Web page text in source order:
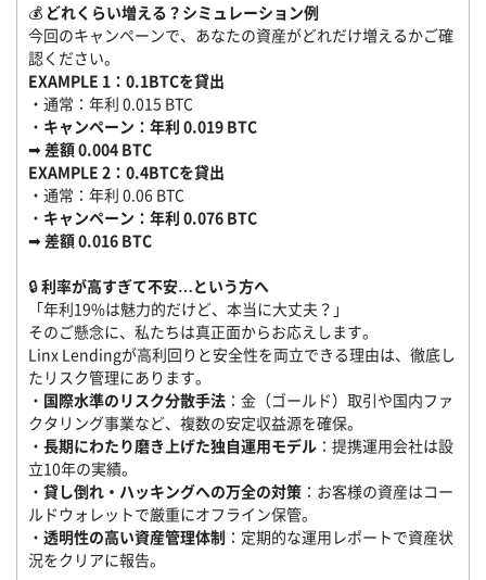
💰 どれくらい増える？シミュレーション例
今回のキャンペーンで、あなたの資産がどれだけ増えるかご確
認ください。
EXAMPLE 1：0.1BTCを貸出
・通常：年利 0.015 BTC
・ キャンペーン：年利 0.019 BTC
➡差額 0.004 BTC
EXAMPLE 2：0.4BTCを貸出
・通常：年利 0.06 BTC
・ キャンペーン：年利 0.076 BTC
➡差額 0.016 BTC
🔒利率が高すぎて不安…という方へ
「年利19%は魅力的だけど、本当に大丈夫？」
そのご懸念に、私たちは真正面からお応えします。
Linx Lendingが高利回りと安全性を両立できる理由は、徹底し
たリスク管理にあります。
・ 国際水準のリスク分散手法 ：金（ゴールド）取引や国内ファ
クタリング事業など、複数の安定収益源を確保。
・ 長期にわたり磨き上げた独自運用モデル ：提携運用会社は設
立10年の実績。
・ 貸し倒れ・ハッキングへの万全の対策 ：お客様の資産はコー
ルドウォレットで厳重にオフライン保管。
・ 透明性の高い資産管理体制 ：定期的な運用レポートで資産状
況をクリアに報告。